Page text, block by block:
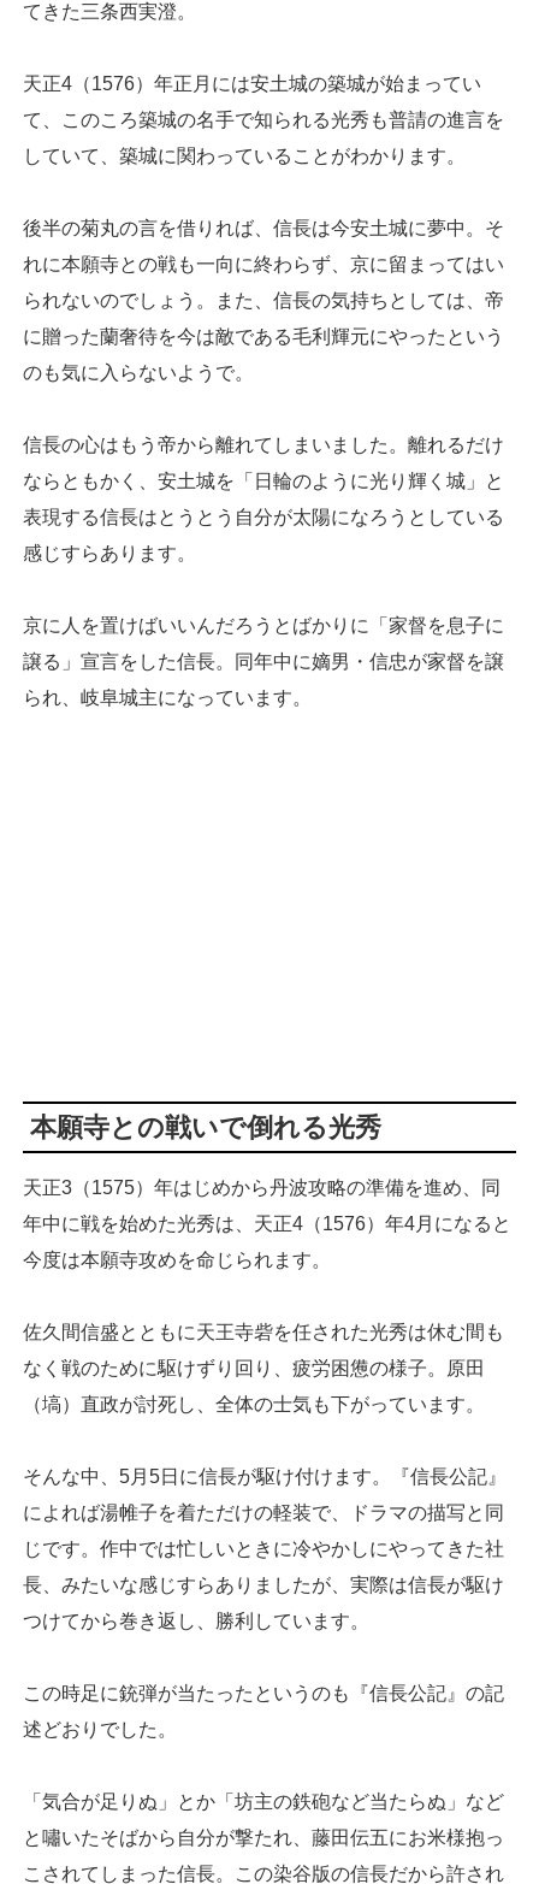
てきた三条西実澄。
天正4（1576）年正月には安土城の築城が始まってい
て、このころ築城の名手で知られる光秀も普請の進言を
していて、築城に関わっていることがわかります。
後半の菊丸の言を借りれば、信長は今安土城に夢中。そ
れに本願寺との戦も一向に終わらず、京に留まってはい
られないのでしょう。また、信長の気持ちとしては、帝
に贈った蘭奢待を今は敵である毛利輝元にやったという
のも気に入らないようで。
信長の心はもう帝から離れてしまいました。離れるだけ
ならともかく、安土城を「日輪のように光り輝く城」と
表現する信長はとうとう自分が太陽になろうとしている
感じすらあります。
京に人を置けばいいんだろうとばかりに「家督を息子に
譲る」宣言をした信長。同年中に嫡男・信忠が家督を譲
られ、岐阜城主になっています。
本願寺との戦いで倒れる光秀
天正3（1575）年はじめから丹波攻略の準備を進め、同
年中に戦を始めた光秀は、天正4（1576）年4月になると
今度は本願寺攻めを命じられます。
佐久間信盛とともに天王寺砦を任された光秀は休む間も
なく戦のために駆けずり回り、疲労困憊の様子。原田
（塙）直政が討死し、全体の士気も下がっています。
そんな中、5月5日に信長が駆け付けます。『信長公記』
によれば湯帷子を着ただけの軽装で、ドラマの描写と同
じです。作中では忙しいときに冷やかしにやってきた社
長、みたいな感じすらありましたが、実際は信長が駆け
つけてから巻き返し、勝利しています。
この時足に銃弾が当たったというのも『信長公記』の記
述どおりでした。
「気合が足りぬ」とか「坊主の鉄砲など当たらぬ」など
と嘯いたそばから自分が撃たれ、藤田伝五にお米様抱っ
こされてしまった信長。この染谷版の信長だから許され